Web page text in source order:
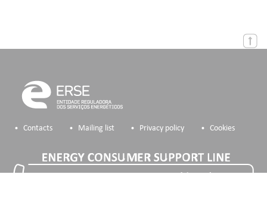
Contacts Mailing list Privacy policy Cookies